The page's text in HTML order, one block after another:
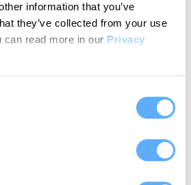
information that you’ve
they’ve collected from your use
can read more in our Privacy
mit awork integriert.
keine spezielle Einrichtung